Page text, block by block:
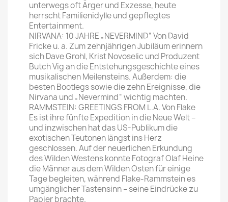
unterwegs oft Ärger und Exzesse, heute
herrscht Familienidylle und gepflegtes
Entertainment.
NIRVANA: 10 JAHRE „NEVERMIND“ Von David
Fricke u. a. Zum zehnjährigen Jubiläum erinnern
sich Dave Grohl, Krist Novoselic und Produzent
Butch Vig an die Entstehungsgeschichte eines
musikalischen Meilensteins. Außerdem: die
besten Bootlegs sowie die zehn Ereignisse, die
Nirvana und „Nevermind“ wichtig machten.
RAMMSTEIN: GREETINGS FROM L.A. Von Flake
Es ist ihre fünfte Expedition in die Neue Welt –
und inzwischen hat das US-Publikum die
exotischen Teutonen längst ins Herz
geschlossen. Auf der neuerlichen Erkundung
des Wilden Westens konnte Fotograf Olaf Heine
die Männer aus dem Wilden Osten für einige
Tage begleiten, während Flake-Rammstein es
umgänglicher Tastensinn – seine Eindrücke zu
Papier brachte.